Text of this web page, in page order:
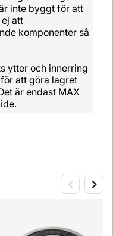
inte byggt för att
att
komponenter så
ytter och innerring
att göra lagret
är endast MAX